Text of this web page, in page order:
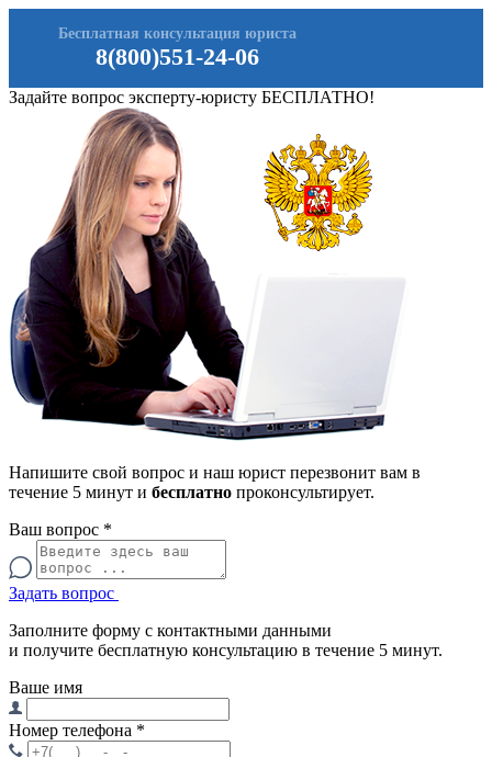
8(800)551-24-06
Бесплатная консультация юриста
Задайте вопрос эксперту-юристу БЕСПЛАТНО!
Напишите свой вопрос и наш юрист перезвонит вам в
течение 5 минут и бесплатно проконсультирует.
Ваш вопрос *
Задать вопрос
Заполните форму с контактными данными
и получите бесплатную консультацию в течение 5 минут.
Ваше имя
Номер телефона *